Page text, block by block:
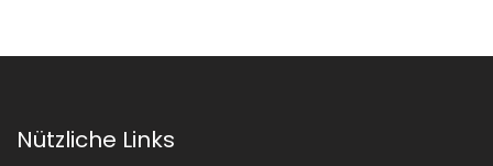
Nützliche Links